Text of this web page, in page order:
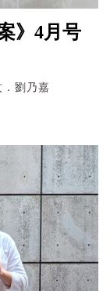
》4月号
劉乃嘉